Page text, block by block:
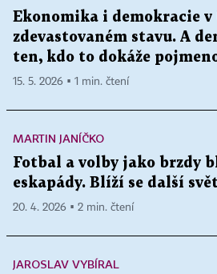
Ekonomika i demokracie v
zdevastovaném stavu. A
ten, kdo to dokáže
15. 5. 2026 ▪ 1 min. čtení
MARTIN JANÍČKO
Fotbal a volby jako brzdy
eskapády. Blíží se další
20. 4. 2026 ▪ 2 min. čtení
JAROSLAV VYBÍRAL